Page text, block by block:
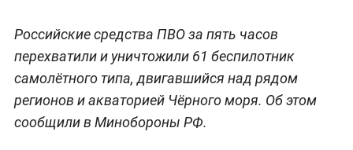
Российские средства ПВО за пять часов
перехватили и уничтожили 61 беспилотник
самолётного типа, двигавшийся над рядом
регионов и акваторией Чёрного моря. Об этом
сообщили в Минобороны РФ.